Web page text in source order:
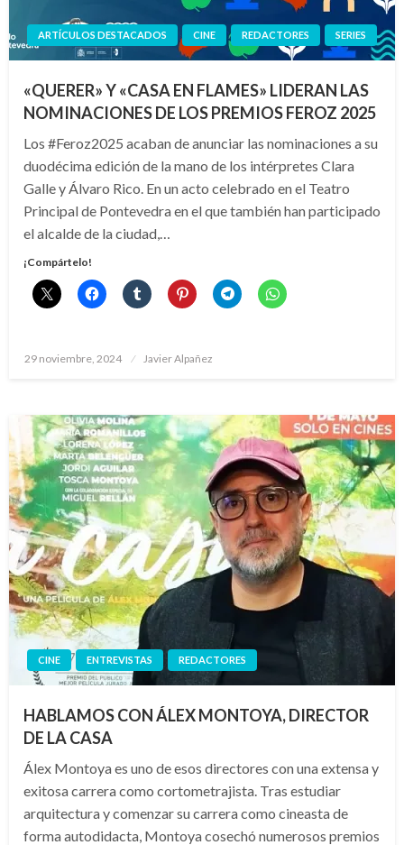
ARTÍCULOS DESTACADOS CINE REDACTORES SERIES
«QUERER» Y «CASA EN FLAMES» LIDERAN LAS
NOMINACIONES DE LOS PREMIOS FEROZ 2025
Los #Feroz2025 acaban de anunciar las nominaciones a su
duodécima edición de la mano de los intérpretes Clara
Galle y Álvaro Rico. En un acto celebrado en el Teatro
Principal de Pontevedra en el que también han participado
el alcalde de la ciudad,…
¡Compártelo!
Publicado
29 noviembre, 2024 Javier Alpañez
CINE ENTREVISTAS REDACTORES
HABLAMOS CON ÁLEX MONTOYA, DIRECTOR
DE LA CASA
Álex Montoya es uno de esos directores con una extensa y
exitosa carrera como cortometrajista. Tras estudiar
arquitectura y comenzar su carrera como cineasta de
forma autodidacta, Montoya cosechó numerosos premios